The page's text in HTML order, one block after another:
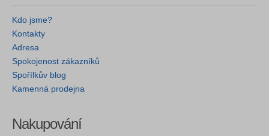
Kdo jsme?
Kontakty
Adresa
Spokojenost zákazníků
Spořílkův blog
Kamenná prodejna
Nakupování